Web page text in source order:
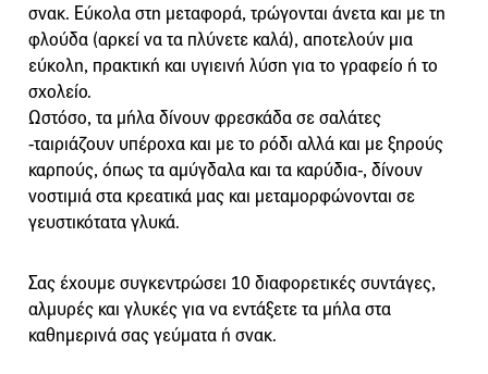
σνακ. Εύκολα στη μεταφορά, τρώγονται άνετα και με τη
φλούδα (αρκεί να τα πλύνετε καλά), αποτελούν μια
εύκολη, πρακτική και υγιεινή λύση για το γραφείο ή το
σχολείο.
Ωστόσο, τα μήλα δίνουν φρεσκάδα σε σαλάτες
-ταιριάζουν υπέροχα και με το ρόδι αλλά και με ξηρούς
καρπούς, όπως τα αμύγδαλα και τα καρύδια-, δίνουν
νοστιμιά στα κρεατικά μας και μεταμορφώνονται σε
γευστικότατα γλυκά.
Σας έχουμε συγκεντρώσει 10 διαφορετικές συντάγες,
αλμυρές και γλυκές για να εντάξετε τα μήλα στα
καθημερινά σας γεύματα ή σνακ.